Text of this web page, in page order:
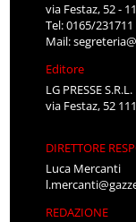
via Festaz, 52 -
Tel: 0165/
Mail:
Editore
LG PRESSE S.R.L.
via Festaz, 52
DIRETTORE
Luca Mercanti
REDAZIONE